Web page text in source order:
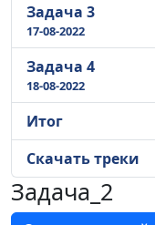
Задача 3
17-08-2022
Задача 4
18-08-2022
Итог
Скачать треки
Задача_2